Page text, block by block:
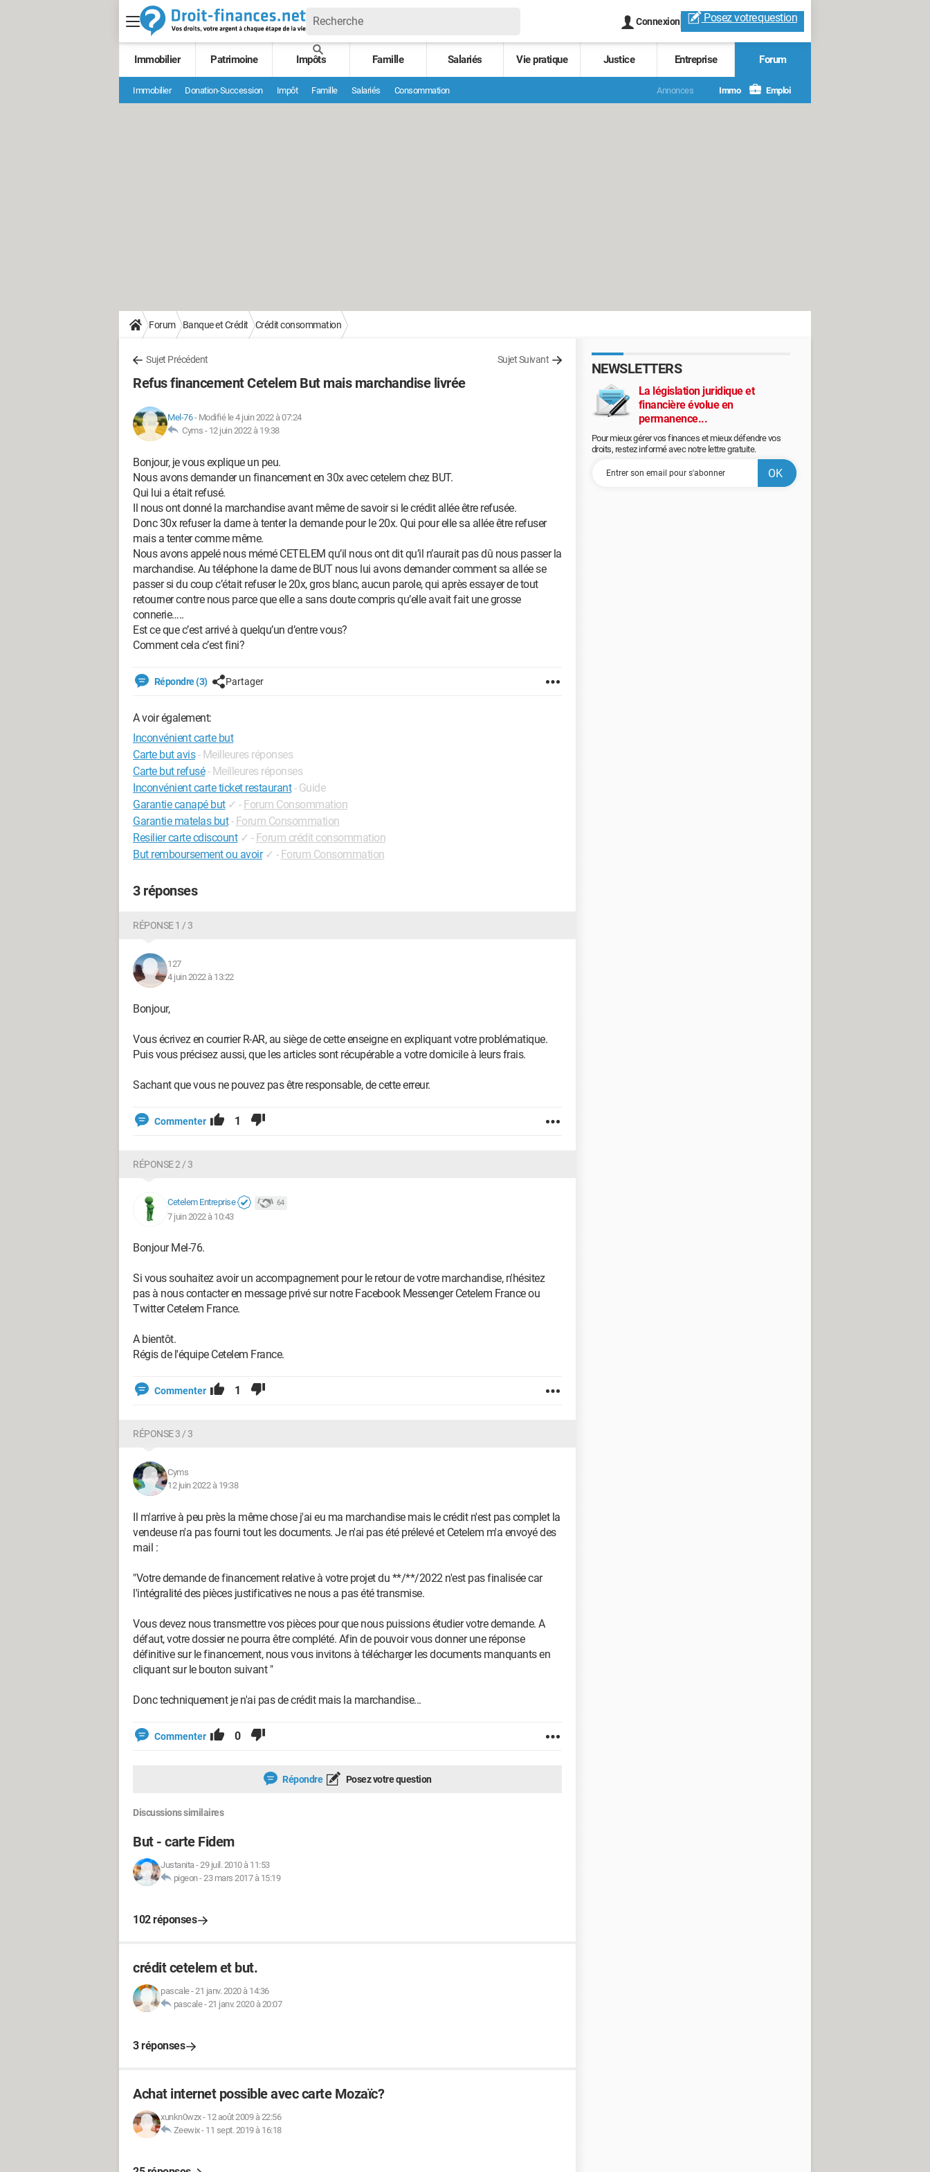
Connexion Posez votrequestion
Immobilier Patrimoine Impôts Famille Salariés Vie pratique Justice Entreprise Forum
Immobilier Donation-Succession Impôt Famille Salariés Consommation Annonces Immo Emploi
Forum Banque et Crédit Crédit consommation
Sujet Précédent Sujet Suivant
Refus financement Cetelem But mais marchandise livrée
Mel-76- Modifié le 4 juin 2022 à 07:24
Cyms - 12 juin 2022 à 19:38
Bonjour, je vous explique un peu.
Nous avons demander un financement en 30x avec cetelem chez BUT.
Qui lui a était refusé.
Il nous ont donné la marchandise avant même de savoir si le crédit allée être refusée.
Donc 30x refuser la dame à tenter la demande pour le 20x. Qui pour elle sa allée être refuser
mais a tenter comme même.
Nous avons appelé nous mémé CETELEM qu’il nous ont dit qu’il n’aurait pas dû nous passer la
marchandise. Au téléphone la dame de BUT nous lui avons demander comment sa allée se
passer si du coup c’était refuser le 20x, gros blanc, aucun parole, qui après essayer de tout
retourner contre nous parce que elle a sans doute compris qu’elle avait fait une grosse
connerie…..
Est ce que c’est arrivé à quelqu’un d’entre vous?
Comment cela c’est fini?
Répondre (3) Partager
A voir également:
Inconvénient carte but
Carte but avis - Meilleures réponses
Carte but refusé - Meilleures réponses
Inconvénient carte ticket restaurant - Guide
Garantie canapé but ✓ - Forum Consommation
Garantie matelas but - Forum Consommation
Resilier carte cdiscount ✓ - Forum crédit consommation
But remboursement ou avoir ✓ - Forum Consommation
3 réponses
RÉPONSE 1 / 3
127
4 juin 2022 à 13:22
Bonjour,
Vous écrivez en courrier R-AR, au siège de cette enseigne en expliquant votre problématique.
Puis vous précisez aussi, que les articles sont récupérable a votre domicile à leurs frais.
Sachant que vous ne pouvez pas être responsable, de cette erreur.
Commenter 1
RÉPONSE 2 / 3
Cetelem Entreprise 64
7 juin 2022 à 10:43
Bonjour Mel-76.
Si vous souhaitez avoir un accompagnement pour le retour de votre marchandise, n'hésitez
pas à nous contacter en message privé sur notre Facebook Messenger Cetelem France ou
Twitter Cetelem France.
A bientôt.
Régis de l'équipe Cetelem France.
Commenter 1
RÉPONSE 3 / 3
Cyms
12 juin 2022 à 19:38
Il m'arrive à peu près la même chose j'ai eu ma marchandise mais le crédit n'est pas complet la
vendeuse n'a pas fourni tout les documents. Je n'ai pas été prélevé et Cetelem m'a envoyé des
mail :
"Votre demande de financement relative à votre projet du **/**/2022 n'est pas finalisée car
l'intégralité des pièces justificatives ne nous a pas été transmise.
Vous devez nous transmettre vos pièces pour que nous puissions étudier votre demande. A
défaut, votre dossier ne pourra être complété. Afin de pouvoir vous donner une réponse
définitive sur le financement, nous vous invitons à télécharger les documents manquants en
cliquant sur le bouton suivant "
Donc techniquement je n'ai pas de crédit mais la marchandise...
Commenter 0
Répondre Posez votre question
Discussions similaires
But - carte Fidem
Justanita-29 juil. 2010 à 11:53
pigeon-23 mars 2017 à 15:19
102 réponses
crédit cetelem et but.
pascale-21 janv. 2020 à 14:36
pascale-21 janv. 2020 à 20:07
3 réponses
Achat internet possible avec carte Mozaïc?
xunkn0wzx- 12 août 2009 à 22:56
Zeewix- 11 sept. 2019 à 16:18
NEWSLETTERS
La législation juridique et
financière évolue en
permanence...
Pour mieux gérer vos finances et mieux défendre vos
droits, restez informé avec notre lettre gratuite.